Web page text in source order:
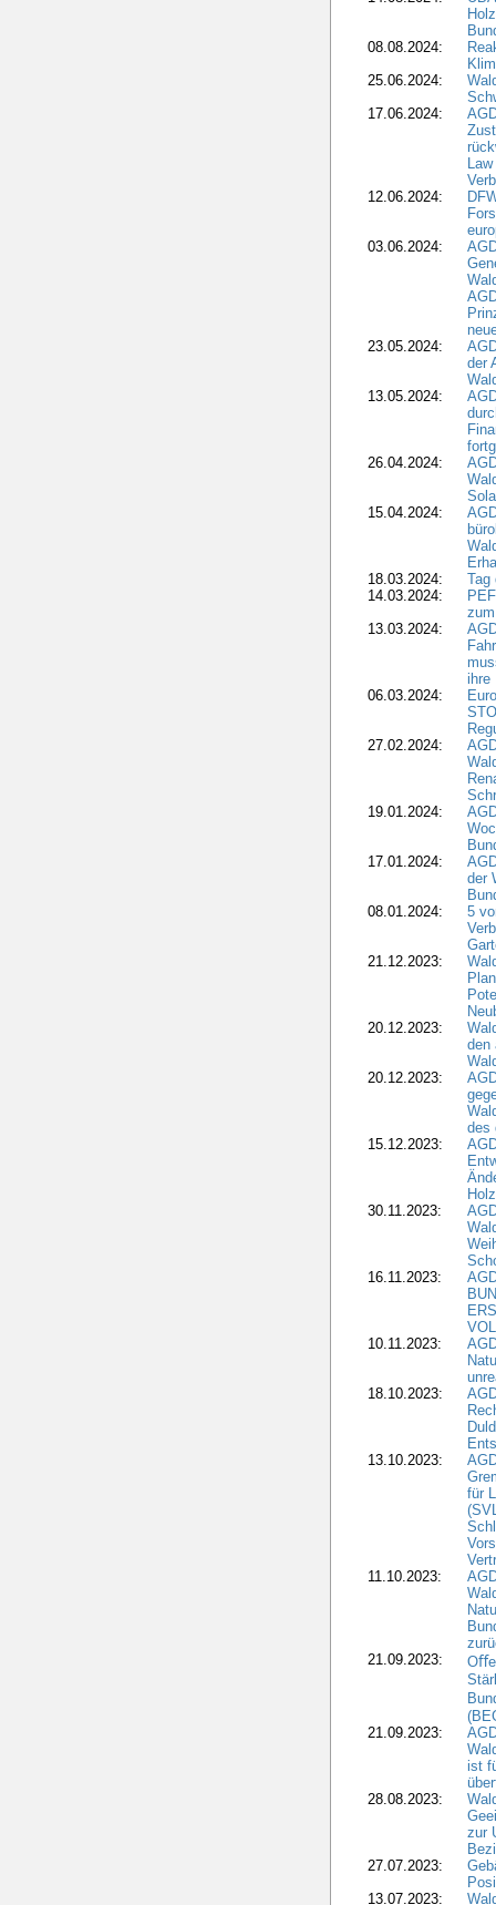
08.08.2024:
25.06.2024:
17.06.2024:
12.06.2024:
03.06.2024:
23.05.2024:
der
13.05.2024:
26.04.2024:
15.04.2024:
18.03.2024:
Tag
14.03.2024:
13.03.2024:
ihre
06.03.2024:
27.02.2024:
19.01.2024:
17.01.2024:
der
08.01.2024:
5
21.12.2023:
20.12.2023:
den
20.12.2023:
des
15.12.2023:
30.11.2023:
16.11.2023:
10.11.2023:
18.10.2023:
13.10.2023:
für
11.10.2023:
21.09.2023:
21.09.2023:
ist
28.08.2023:
zur
27.07.2023:
13.07.2023: